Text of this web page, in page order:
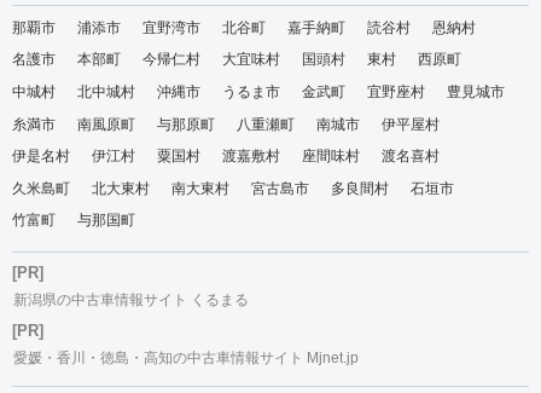
那覇市 浦添市 宜野湾市 北谷町 嘉手納町 読谷村
恩納村
名護市
本部町 今帰仁村 大宜味村 国頭村 東村
西原町
中城村
北中城村 沖縄市 うるま市 金武町 宜野座村
豊見城市
糸満市
南風原町 与那原町 八重瀬町 南城市
伊平屋村
伊是名村
伊江村 粟国村 渡嘉敷村 座間味村
渡名喜村
久米島町
北大東村 南大東村 宮古島市 多良間村
石垣市
竹富町
与那国町
[PR]
新潟県の中古車情報サイト くるまる
[PR]
愛媛・香川・徳島・高知の中古車情報サイト Mjnet.jp